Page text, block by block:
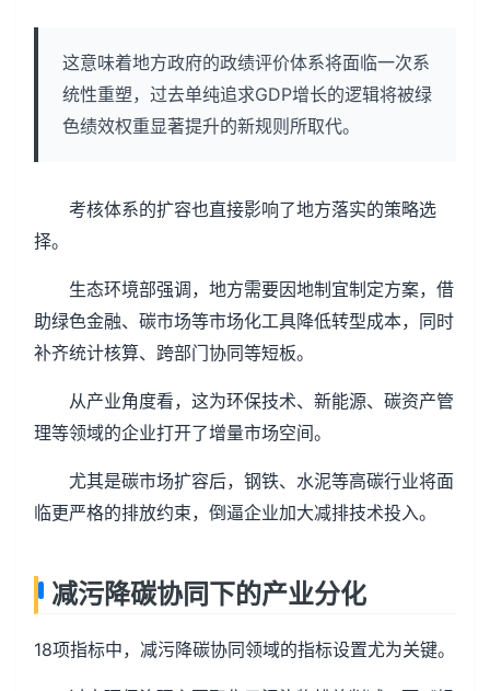
这意味着地方政府的政绩评价体系将面临一次系
统性重塑，过去单纯追求GDP增长的逻辑将被绿
色绩效权重显著提升的新规则所取代。
考核体系的扩容也直接影响了地方落实的策略选
择。
生态环境部强调，地方需要因地制宜制定方案，借
助绿色金融、碳市场等市场化工具降低转型成本，同时
补齐统计核算、跨部门协同等短板。
从产业角度看，这为环保技术、新能源、碳资产管
理等领域的企业打开了增量市场空间。
尤其是碳市场扩容后，钢铁、水泥等高碳行业将面
临更严格的排放约束，倒逼企业加大减排技术投入。
减污降碳协同下的产业分化
18项指标中，减污降碳协同领域的指标设置尤为关键。